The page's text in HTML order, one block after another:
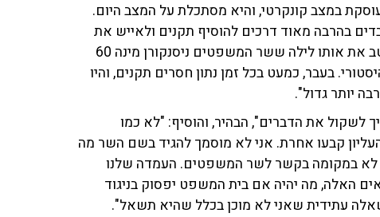
במצב קונקרטי, והיא מסתכלת על המצב היום.
בהרבה מאוד דרכים להוסיף תקנים ולאייש את
התקנים. כשרוצים לאייש מאוד מהר, אתם מכירים היטב את אותו לילה ששר המשפטים ניסנקורן מינה 60
בעבר, כמעט בכל זמן נתון חסרים תקנים, והיו
יותר גדול".
לשקול את הדברים", הבהיר, והוסיף: "לא כמו
קבעו אחרת. אני לא מוסמך להגיד בשם השר מה
לא במקומה בקשר לשר המשפטים. העמדה שלנו
האלה, מה יהיה אם בית המשפט יפסוק בניגוד
עתידית שאני לא מוכן בכלל שהיא תשאל".